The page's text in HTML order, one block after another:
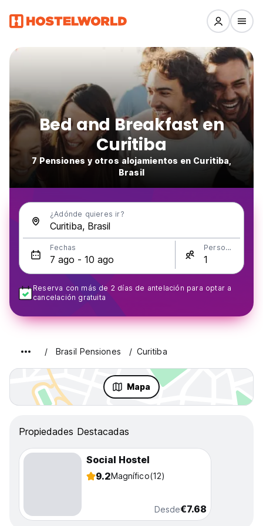
Bed and Breakfast en
Curitiba
7 Pensiones y otros alojamientos en Curitiba,
Brasil
¿Adónde quieres ir?
Fechas Personas
Reserva con más de 2 días de antelación para optar a
cancelación gratuita
Brasil Pensiones Curitiba
Mapa
Propiedades Destacadas
Social Hostel
9.2Magnífico(12)
Desde€7.68